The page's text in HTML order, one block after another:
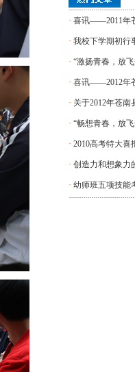
· 喜讯——2011年
· 我校下学期初行
· “激扬青春，放
· 喜讯——2012年
· 关于2012年苍南
· “畅想青春，放
· 2010高考特大
· 创造力和想象
· 幼师班五项技能